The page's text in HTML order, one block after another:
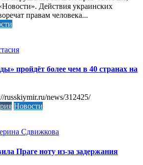
Действия украинских
правам человека...
пройдёт более чем в 40 странах на
russkiymir.ru/news/312425/
Новости
Сдвижкова
Праге ноту из-за задержания